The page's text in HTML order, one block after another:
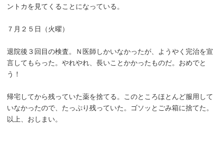
ントカを見てくることになっている。
７月２５日（火曜）
退院後３回目の検査。Ｎ医師しかいなかったが、ようやく完治を宣
言してもらった。やれやれ、長いことかかったものだ。おめでと
う！
帰宅してから残っていた薬を捨てる。このところほとんど服用して
いなかったので、たっぷり残っていた。ゴソッとごみ箱に捨てた。
以上、おしまい。